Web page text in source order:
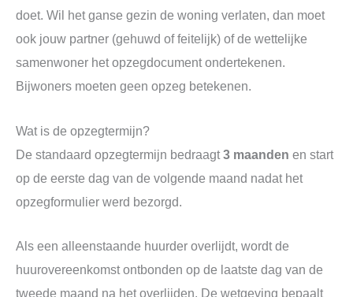
doet. Wil het ganse gezin de woning verlaten, dan moet
ook jouw partner (gehuwd of feitelijk) of de wettelijke
samenwoner het opzegdocument ondertekenen.
Bijwoners moeten geen opzeg betekenen.
Wat is de opzegtermijn?
De standaard opzegtermijn bedraagt3 maanden en start
op de eerste dag van de volgende maand nadat het
opzegformulier werd bezorgd.
Als een alleenstaande huurder overlijdt, wordt de
huurovereenkomst ontbonden op de laatste dag van de
tweede maand na het overlijden. De wetgeving bepaalt